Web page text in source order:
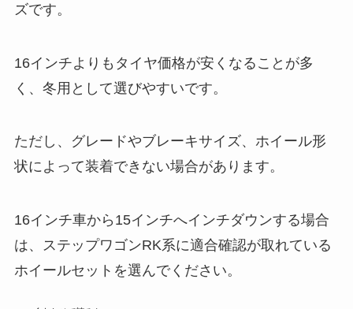
ズです。
16インチよりもタイヤ価格が安くなることが多
く、冬用として選びやすいです。
ただし、グレードやブレーキサイズ、ホイール形
状によって装着できない場合があります。
16インチ車から15インチへインチダウンする場合
は、ステップワゴンRK系に適合確認が取れている
ホイールセットを選んでください。